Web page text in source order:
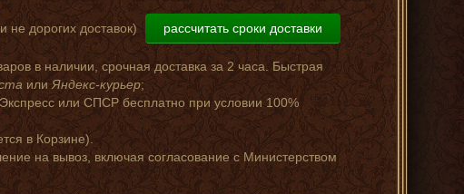
не дорогих доставок) рассчитать сроки доставки
в наличии, срочная доставка за 2 часа. Быстрая
илиЯндекс-курьер;
или СПСР бесплатно при условии 100%
в Корзине).
на вывоз, включая согласование с Министерством